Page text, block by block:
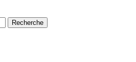
Recherche